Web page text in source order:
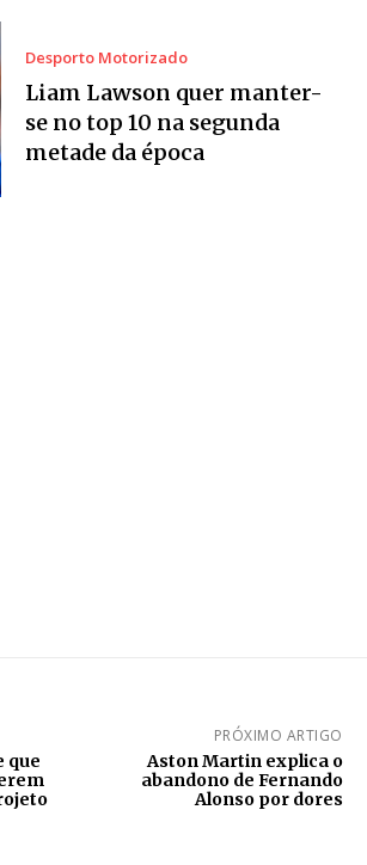
Desporto Motorizado
Liam Lawson quer manter-
se no top 10 na segunda
metade da época
que
PRÓXIMO ARTIGO
Aston Martin explica o
abandono de Fernando
Alonso por dores